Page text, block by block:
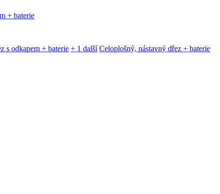
+ baterie
s odkapem + baterie + 1 další Celoplošný, nástavný dřez + baterie